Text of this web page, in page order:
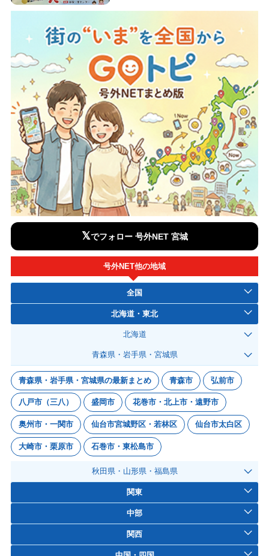
𝕏でフォロー 号外NET 宮城
号外NET他の地域
全国
北海道・東北
北海道
青森県・岩手県・宮城県
青森県・岩手県・宮城県の最新まとめ 青森市 弘前市
八戸市（三八） 盛岡市 花巻市・北上市・遠野市
奥州市・一関市 仙台市宮城野区・若林区 仙台市太白区
大崎市・栗原市 石巻市・東松島市
秋田県・山形県・福島県
関東
中部
関西